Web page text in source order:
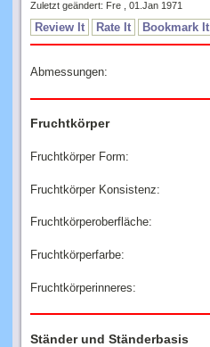
Zuletzt geändert: Fre , 01.Jan 1971
Review It Rate It Bookmark It
Abmessungen:
Fruchtkörper
Fruchtkörper Form:
Fruchtkörper Konsistenz:
Fruchtkörperoberfläche:
Fruchtkörperfarbe:
Fruchtkörperinneres:
Ständer und Ständerbasis